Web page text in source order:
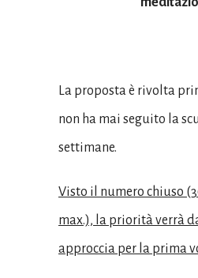
La proposta è rivolta
non ha mai seguito la
settimane.
Visto il numero chiuso
max.), la priorità verrà
approccia per la prima